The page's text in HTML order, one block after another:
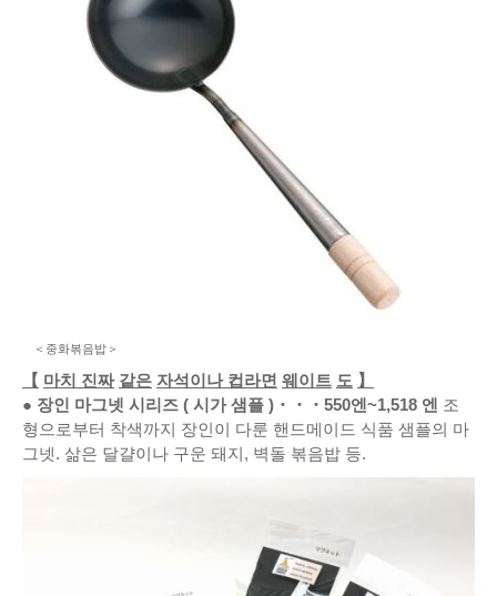
＜중화볶음밥＞
【 마치 진짜 같은 자석이나 컵라면 웨이트 도 】
● 장인 마그넷 시리즈 ( 시가 샘플 ) ・・・ 550엔~1,518 엔 조
형으로부터 착색까지 장인이 다룬 핸드메이드 식품 샘플의 마
그넷. 삶은 달걀이나 구운 돼지, 벽돌 볶음밥 등.